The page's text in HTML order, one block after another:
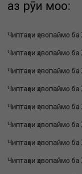
аз рӯи моҳҳо:
Чиптаҳои ҳавопаймо
Чиптаҳои ҳавопаймо
Чиптаҳои ҳавопаймо
Чиптаҳои ҳавопаймо
Чиптаҳои ҳавопаймо
Чиптаҳои ҳавопаймо
Чиптаҳои ҳавопаймо
Чиптаҳои ҳавопаймо